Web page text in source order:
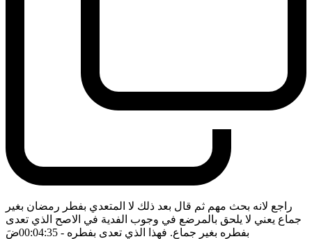
راجع لانه بحث مهم ثم قال بعد ذلك لا المتعدي بفطر رمضان بغير
جماع يعني لا يلحق بالمرضع في وجوب الفدية في الاصح الذي تعدى
بفطره بغير جماع. فهذا الذي تعدى بفطره - 00:04:35 ضَ